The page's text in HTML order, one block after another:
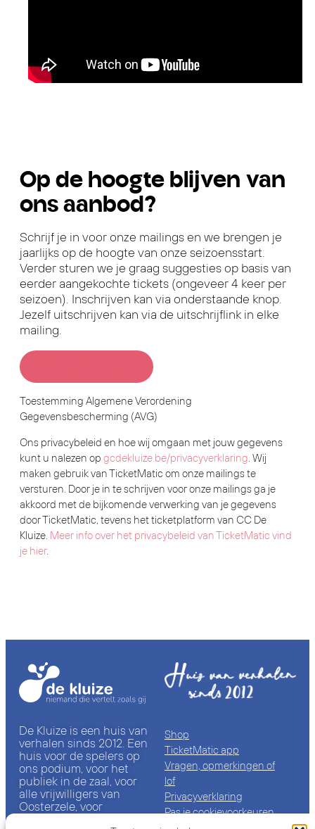
Op de hoogte blijven van
ons aanbod?
Schrijf je in voor onze mailings en we brengen je
jaarlijks op de hoogte van onze seizoensstart.
Verder sturen we je graag suggesties op basis van
eerder aangekochte tickets (ongeveer 4 keer per
seizoen). Inschrijven kan via onderstaande knop.
Jezelf uitschrijven kan via de uitschrijflink in elke
mailing.
Toestemming Algemene Verordening
Gegevensbescherming (AVG)
Ons privacybeleid en hoe wij omgaan met jouw gegevens
kunt u nalezen op gcdekluize.be/privacyverklaring. Wij
maken gebruik van TicketMatic om onze mailings te
versturen. Door je in te schrijven voor onze mailings ga je
akkoord met de bijkomende verwerking van je gegevens
door TicketMatic, tevens het ticketplatform van CC De
Kluize. Meer info over het privacybeleid van TicketMatic vind
je hier.
De Kluize is een huis van
verhalen sinds 2012. Een
huis voor de spelers op
ons podium, voor het
publiek in de zaal, voor
alle vrijwilligers van
Oosterzele, voor
iedereen die bij ons een
Shop
TicketMatic app
Vragen, opmerkingen of
lof
Privacyverklaring
Pas je cookievoorkeuren